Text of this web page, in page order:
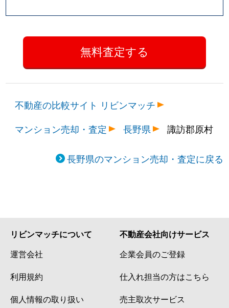
不動産の比較サイト リビンマッチ
マンション売却・査定
長野県 諏訪郡原村
長野県のマンション売却・査定に戻る
リビンマッチについて
運営会社
利用規約
個人情報の取り扱い
不動産会社向けサービス
企業会員のご登録
仕入れ担当の方はこちら
売主取次サービス